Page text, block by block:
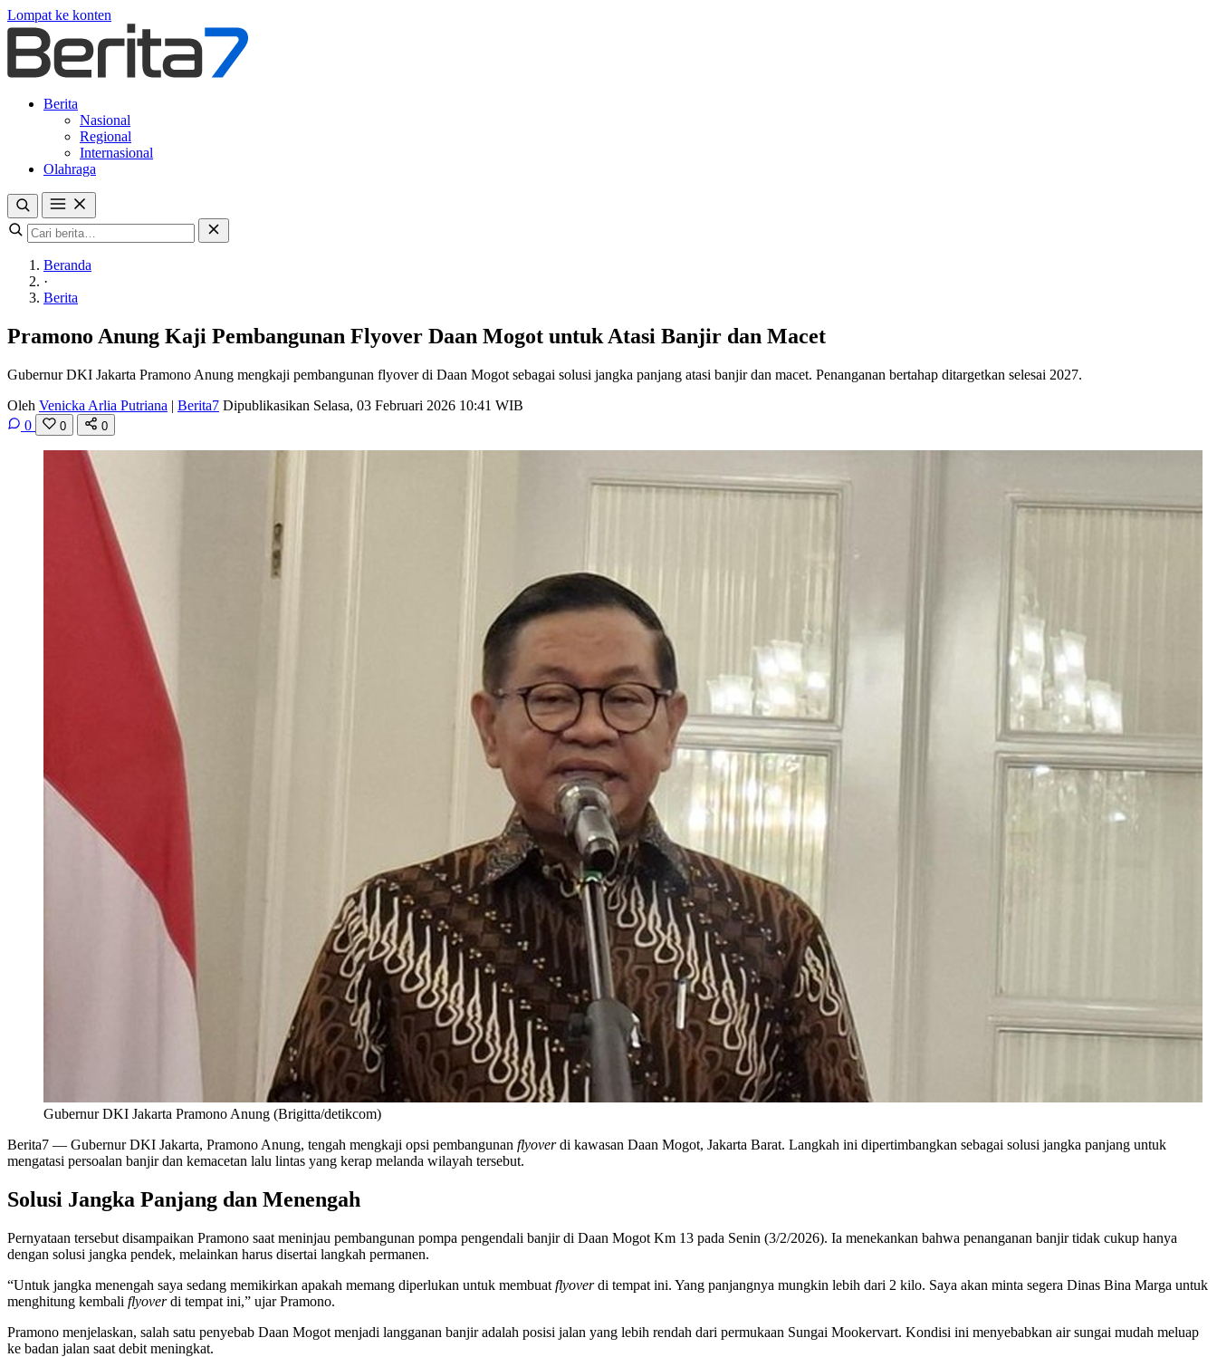
Lompat ke konten
Berita
Nasional
Regional
Internasional
Olahraga
Beranda
·
Berita
Pramono Anung Kaji Pembangunan Flyover Daan Mogot untuk Atasi Banjir dan Macet
Gubernur DKI Jakarta Pramono Anung mengkaji pembangunan flyover di Daan Mogot sebagai solusi jangka panjang atasi banjir dan macet. Penanganan bertahap ditargetkan selesai 2027.
Oleh Venicka Arlia Putriana | Berita7 Dipublikasikan Selasa, 03 Februari 2026 10:41 WIB
0
0 0
Gubernur DKI Jakarta Pramono Anung (Brigitta/detikcom)
Berita7 — Gubernur DKI Jakarta, Pramono Anung, tengah mengkaji opsi pembangunan flyoverdi kawasan Daan Mogot, Jakarta Barat. Langkah ini dipertimbangkan sebagai solusi jangka panjang untuk
mengatasi persoalan banjir dan kemacetan lalu lintas yang kerap melanda wilayah tersebut.
Solusi Jangka Panjang dan Menengah
Pernyataan tersebut disampaikan Pramono saat meninjau pembangunan pompa pengendali banjir di Daan Mogot Km 13 pada Senin (3/2/2026). Ia menekankan bahwa penanganan banjir tidak cukup hanya
dengan solusi jangka pendek, melainkan harus disertai langkah permanen.
“Untuk jangka menengah saya sedang memikirkan apakah memang diperlukan untuk membuat flyoverdi tempat ini. Yang panjangnya mungkin lebih dari 2 kilo. Saya akan minta segera Dinas Bina Marga untuk
menghitung kembali flyoverdi tempat ini,” ujar Pramono.
Pramono menjelaskan, salah satu penyebab Daan Mogot menjadi langganan banjir adalah posisi jalan yang lebih rendah dari permukaan Sungai Mookervart. Kondisi ini menyebabkan air sungai mudah meluap
ke badan jalan saat debit meningkat.